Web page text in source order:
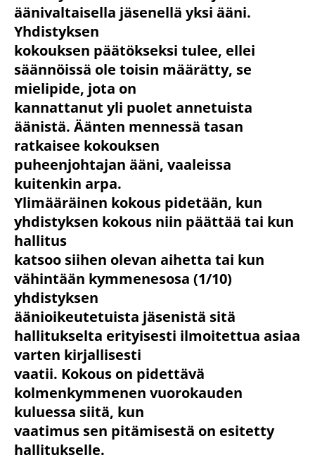
äänivaltaisella jäsenellä yksi ääni.
Yhdistyksen
kokouksen päätökseksi tulee, ellei
säännöissä ole toisin määrätty, se
mielipide, jota on
kannattanut yli puolet annetuista
äänistä. Äänten mennessä tasan
ratkaisee kokouksen
puheenjohtajan ääni, vaaleissa
kuitenkin arpa.
Ylimääräinen kokous pidetään, kun
yhdistyksen kokous niin päättää tai kun
hallitus
katsoo siihen olevan aihetta tai kun
vähintään kymmenesosa (1/10)
yhdistyksen
äänioikeutetuista jäsenistä sitä
hallitukselta erityisesti ilmoitettua asiaa
varten kirjallisesti
vaatii. Kokous on pidettävä
kolmenkymmenen vuorokauden
kuluessa siitä, kun
vaatimus sen pitämisestä on esitetty
hallitukselle.